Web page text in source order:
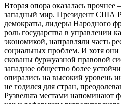
Вторая опора оказалась
западный мир. Президент США
демократы, лидеры Народного
роль государства в управлении
экономикой, направляли часть
социальных проблем. И хотя
скованы буржуазной правовой
западное общество более
опирались на высокий уровень
не годился для стран,
Рузвельта местами напоминают